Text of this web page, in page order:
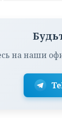
на наши